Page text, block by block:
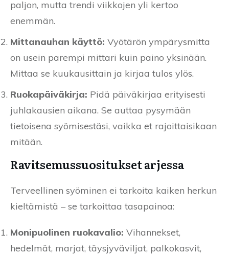
paljon, mutta trendi viikkojen yli kertoo
enemmän.
Mittanauhan käyttö: Vyötärön ympärysmitta
on usein parempi mittari kuin paino yksinään.
Mittaa se kuukausittain ja kirjaa tulos ylös.
Ruokapäiväkirja: Pidä päiväkirjaa erityisesti
juhlakausien aikana. Se auttaa pysymään
tietoisena syömisestäsi, vaikka et rajoittaisikaan
mitään.
Ravitsemussuositukset arjessa
Terveellinen syöminen ei tarkoita kaiken herkun
kieltämistä – se tarkoittaa tasapainoa:
Monipuolinen ruokavalio: Vihannekset,
hedelmät, marjat, täysjyväviljat, palkokasvit,